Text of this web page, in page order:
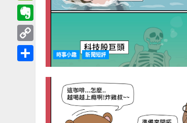
時事小趣 新聞短評
WeChat
Evernote
Copy